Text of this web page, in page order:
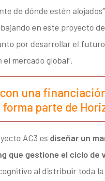
de dónde estén
en este proyecto
por desarrollar el
mercado global”.
una
parte de
AC3 es diseñar un
que gestione el ciclo de
al distribuir toda